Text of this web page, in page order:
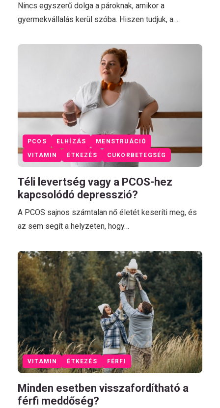
Nincs egyszerű dolga a pároknak, amikor a
gyermekvállalás kerül szóba. Hiszen tudjuk, a…
VITAMIN ÉTKEZÉS CUKORBETEGSÉG
PCOS ELHÍZÁS MENSTRUÁCIÓ
Téli levertség vagy a PCOS-hez
kapcsolódó depresszió?
A PCOS sajnos számtalan nő életét keseríti meg, és
az sem segít a helyzeten, hogy…
VITAMIN ÉTKEZÉS FÉRFI
Minden esetben visszafordítható a
férfi meddőség?